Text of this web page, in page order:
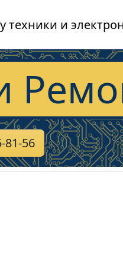
техники и
81-56